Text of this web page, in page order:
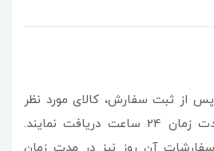
از ثبت سفارش، کالای مورد نظر
خود را حداکثر ظرف مدت زمان 24 ساعت دریافت نمایند.